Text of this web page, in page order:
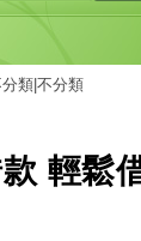
類|不分類
輕鬆